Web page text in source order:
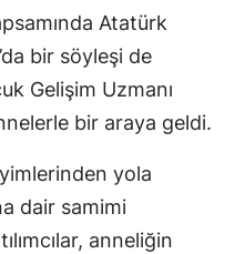
Atatürk
bir söyleşi de
Gelişim Uzmanı
bir araya geldi.
yola
dair samimi
anneliğin